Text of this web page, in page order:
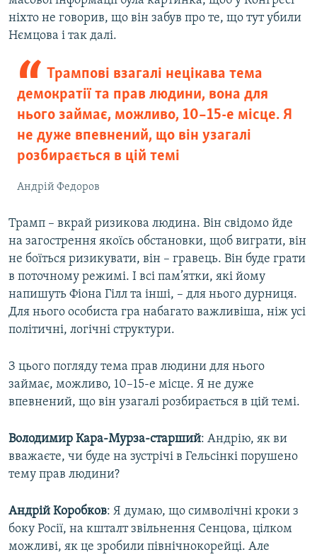
ніхто не говорив, що він забув про те, що тут убили
Нємцова і так далі.
Трампові взагалі нецікава тема
демократії та прав людини, вона для
нього займає, можливо, 10–15-е місце. Я
не дуже впевнений, що він узагалі
розбирається в цій темі
Андрій Федоров
Трамп – вкрай ризикова людина. Він свідомо йде
на загострення якоїсь обстановки, щоб виграти, він
не боїться ризикувати, він – гравець. Він буде грати
в поточному режимі. І всі пам’ятки, які йому
напишуть Фіона Гілл та інші, – для нього дурниця.
Для нього особиста гра набагато важливіша, ніж усі
політичні, логічні структури.
З цього погляду тема прав людини для нього
займає, можливо, 10–15-е місце. Я не дуже
впевнений, що він узагалі розбирається в цій темі.
Володимир Кара-Мурза-старший: Андрію, як ви
вважаєте, чи буде на зустрічі в Гельсінкі порушено
тему прав людини?
Андрій Коробков: Я думаю, що символічні кроки з
боку Росії, на кшталт звільнення Сенцова, цілком
можливі, як це зробили північнокорейці. Але